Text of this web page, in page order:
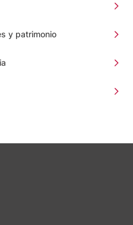
y patrimonio